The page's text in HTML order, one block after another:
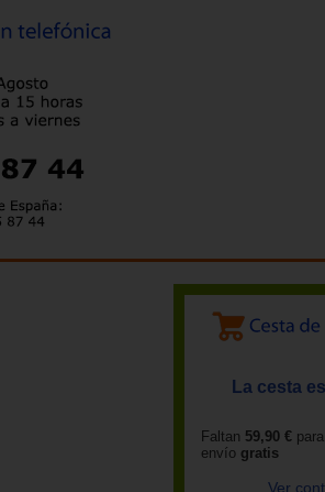
La cesta
Faltan 59,90 €
envío gratis
Ver